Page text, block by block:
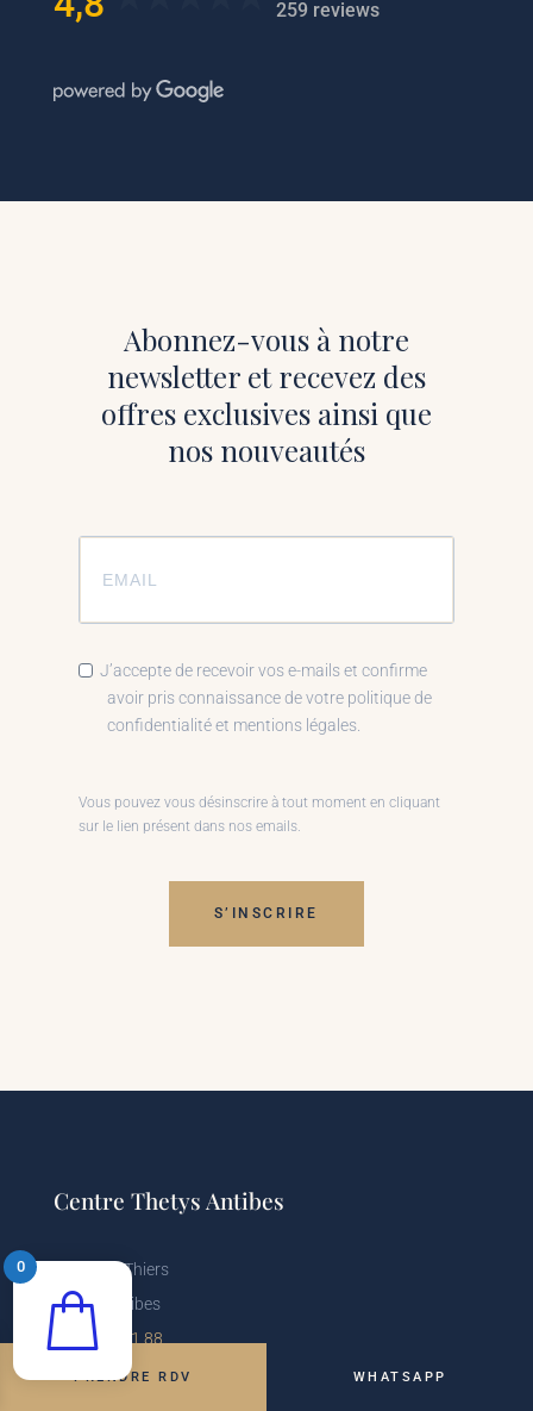
259 reviews
Abonnez-vous à notre
newsletter et recevez des
offres exclusives ainsi que
nos nouveautés
J’accepte de recevoir vos e-mails et confirme
avoir pris connaissance de votre politique de
confidentialité et mentions légales.
Vous pouvez vous désinscrire à tout moment en cliquant
sur le lien présent dans nos emails.
S’INSCRIRE
Centre Thetys Antibes
6 avenue Thiers
06600 Antibes
04 93 74 31 88
Voir le centre
0